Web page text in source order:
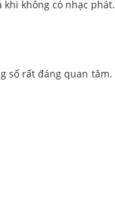
không có nhạc phát.
rất đáng quan